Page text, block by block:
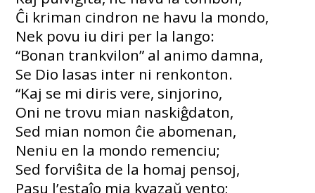
Ĉi kriman cindron ne havu la mondo,
Nek povu iu diri per la lango:
“Bonan trankvilon” al animo damna,
Se Dio lasas inter ni renkonton.
“Kaj se mi diris vere, sinjorino,
Oni ne trovu mian naskiĝdaton,
Sed mian nomon ĉie abomenan,
Neniu en la mondo remenciu;
Sed forviŝita de la homaj pensoj,
Pasu l’estaĵo mia kvazaŭ vento;